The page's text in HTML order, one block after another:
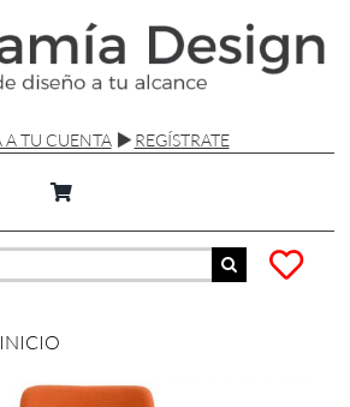
A TU CUENTA REGÍSTRATE
SILLAS Y SOFÁS
INICIO